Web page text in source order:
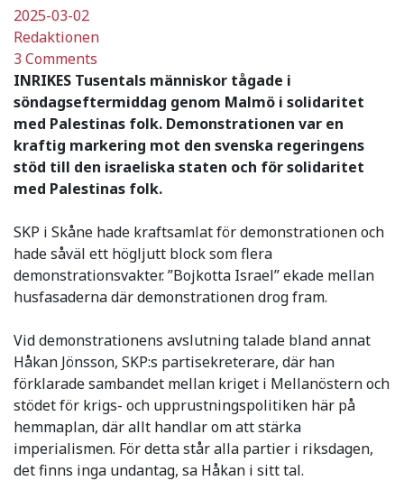
2025-03-02
Redaktionen
3 Comments
INRIKES Tusentals människor tågade i
söndagseftermiddag genom Malmö i solidaritet
med Palestinas folk. Demonstrationen var en
kraftig markering mot den svenska regeringens
stöd till den israeliska staten och för solidaritet
med Palestinas folk.
SKP i Skåne hade kraftsamlat för demonstrationen och
hade såväl ett högljutt block som flera
demonstrationsvakter. ”Bojkotta Israel” ekade mellan
husfasaderna där demonstrationen drog fram.
Vid demonstrationens avslutning talade bland annat
Håkan Jönsson, SKP:s partisekreterare, där han
förklarade sambandet mellan kriget i Mellanöstern och
stödet för krigs- och upprustningspolitiken här på
hemmaplan, där allt handlar om att stärka
imperialismen. För detta står alla partier i riksdagen,
det finns inga undantag, sa Håkan i sitt tal.